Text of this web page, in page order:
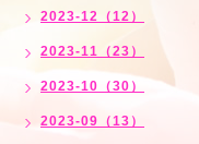
2023-12（12）
2023-11（23）
2023-10（30）
2023-09（13）